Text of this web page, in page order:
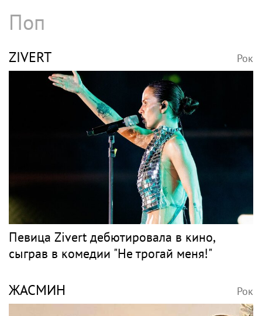
Поп
ZIVERT Рок
Певица Zivert дебютировала в кино,
сыграв в комедии "Не трогай меня!"
ЖАСМИН Рок